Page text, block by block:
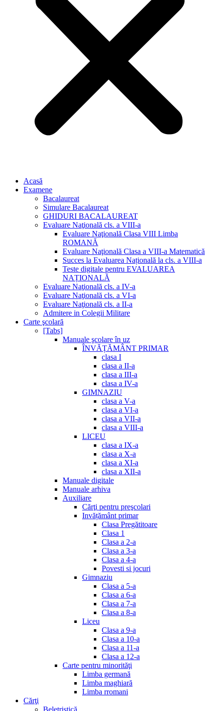
Acasă
Examene
Bacalaureat
Simulare Bacalaureat
GHIDURI BACALAUREAT
Evaluare Naţională cls. a VIII-a
Evaluare Naţională Clasa VIII Limba
ROMANĂ
Evaluare Naţională Clasa a VIII-a Matematică
Succes la Evaluarea Națională la cls. a VIII-a
Teste digitale pentru EVALUAREA
NAȚIONALĂ
Evaluare Naţională cls. a IV-a
Evaluare Naţională cls. a VI-a
Evaluare Naţională cls. a II-a
Admitere in Colegii Militare
Carte şcolară
[Tabs]
Manuale şcolare în uz
ÎNVĂȚĂMÂNT PRIMAR
clasa I
clasa a II-a
clasa a III-a
clasa a IV-a
GIMNAZIU
clasa a V-a
clasa a VI-a
clasa a VII-a
clasa a VIII-a
LICEU
clasa a IX-a
clasa a X-a
clasa a XI-a
clasa a XII-a
Manuale digitale
Manuale arhiva
Auxiliare
Cărţi pentru preşcolari
Invățământ primar
Clasa Pregătitoare
Clasa 1
Clasa a 2-a
Clasa a 3-a
Clasa a 4-a
Povesti si jocuri
Gimnaziu
Clasa a 5-a
Clasa a 6-a
Clasa a 7-a
Clasa a 8-a
Liceu
Clasa a 9-a
Clasa a 10-a
Clasa a 11-a
Clasa a 12-a
Carte pentru minorităţi
Limba germană
Limba maghiară
Limba rromani
Cărţi
Beletristică